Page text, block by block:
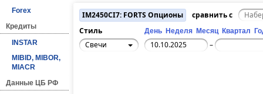
Forex
Кредиты
INSTAR
MIBID, MIBOR,
MIACR
Данные ЦБ РФ
IM2450CI7: FORTS Опционы
сравнить с
Стиль
День Неделя Месяц Квартал
Свечи –